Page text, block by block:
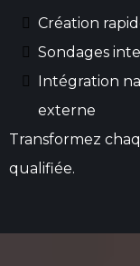
Création
Sondages
Intégration
externe
Transformez
qualifiée.